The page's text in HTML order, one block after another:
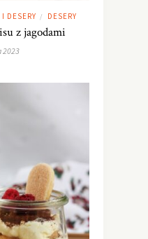
DESERY / DESERY
z jagodami
2023